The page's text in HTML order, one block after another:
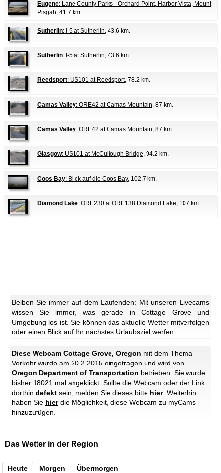
Eugene: Lane County Parks - Orchard Point, Harbor Vista, Mount
Pisgah, 41.7 km.
Sutherlin: I-5 at Sutherlin, 43.6 km.
Sutherlin: I-5 at Sutherlin, 43.6 km.
Reedsport: US101 at Reedsport, 78.2 km.
Camas Valley: ORE42 at Camas Mountain, 87 km.
Camas Valley: ORE42 at Camas Mountain, 87 km.
Glasgow: US101 at McCullough Bridge, 94.2 km.
Coos Bay: Blick auf die Coos Bay, 102.7 km.
Diamond Lake: ORE230 at ORE138 Diamond Lake, 107 km.
Beiben Sie immer auf dem Laufenden: Mit unseren Livecams
wissen Sie immer, was gerade in Cottage Grove und
Umgebung los ist. Sie können das aktuelle Wetter mitverfolgen
oder einen Blick auf Ihr nächstes Urlaubsziel werfen.
Diese Webcam Cottage Grove, Oregon mit dem Thema
Verkehr wurde am 20.2.2015 eingetragen und wird von
Oregon Department of Transportation betrieben. Sie wurde
bisher 18021 mal angeklickt. Sollte die Webcam oder der Link
dorthin defekt sein, melden Sie dieses bitte hier. Weiterhin
haben Sie hierdie Möglichkeit, diese Webcam zu myCams
hinzuzufügen.
Das Wetter in der Region
Heute Morgen Übermorgen